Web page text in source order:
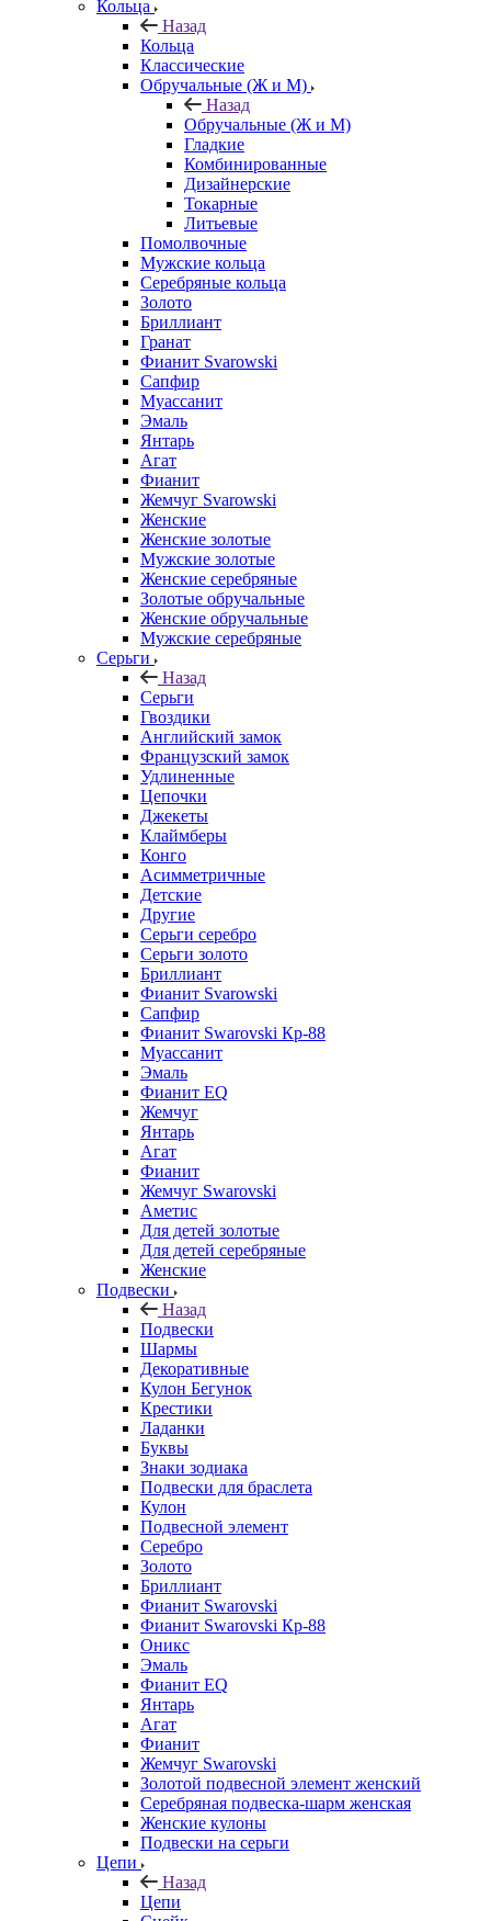
Кольца
Назад
Кольца
Классические
Обручальные (Ж и М)
Назад
Обручальные (Ж и М)
Гладкие
Комбинированные
Дизайнерские
Токарные
Литьевые
Помолвочные
Мужские кольца
Серебряные кольца
Золото
Бриллиант
Гранат
Фианит Svarowski
Сапфир
Муассанит
Эмаль
Янтарь
Агат
Фианит
Жемчуг Svarowski
Женские
Женские золотые
Мужские золотые
Женские серебряные
Золотые обручальные
Женские обручальные
Мужские серебряные
Серьги
Назад
Серьги
Гвоздики
Английский замок
Французский замок
Удлиненные
Цепочки
Джекеты
Клаймберы
Конго
Асимметричные
Детские
Другие
Серьги серебро
Серьги золото
Бриллиант
Фианит Svarowski
Сапфир
Фианит Swarovski Кр-88
Муассанит
Эмаль
Фианит EQ
Жемчуг
Янтарь
Агат
Фианит
Жемчуг Swarovski
Аметис
Для детей золотые
Для детей серебряные
Женские
Подвески
Назад
Подвески
Шармы
Декоративные
Кулон Бегунок
Крестики
Ладанки
Буквы
Знаки зодиака
Подвески для браслета
Кулон
Подвесной элемент
Серебро
Золото
Бриллиант
Фианит Swarovski
Фианит Swarovski Кр-88
Оникс
Эмаль
Фианит EQ
Янтарь
Агат
Фианит
Жемчуг Swarovski
Золотой подвесной элемент женcкий
Серебряная подвеска-шарм женская
Женские кулоны
Подвески на серьги
Цепи
Назад
Цепи